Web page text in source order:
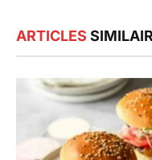
ARTICLES